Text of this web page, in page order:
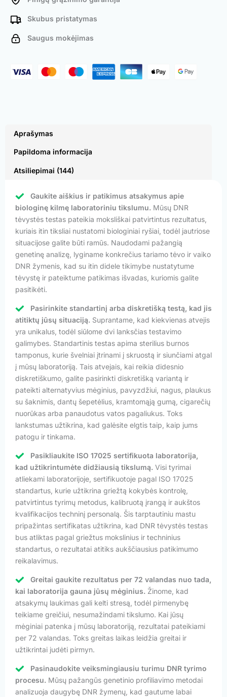
Skubus pristatymas
Saugus mokėjimas
Aprašymas
Papildoma informacija
Atsiliepimai (144)
Gaukite aiškius ir patikimus atsakymus apie
biologinę kilmę laboratoriniu tikslumu. Mūsų DNR
tėvystės testas pateikia moksliškai patvirtintus rezultatus,
kuriais itin tiksliai nustatomi biologiniai ryšiai, todėl jautriose
situacijose galite būti ramūs. Naudodami pažangią
genetinę analizę, lyginame konkrečius tariamo tėvo ir vaiko
DNR žymenis, kad su itin didele tikimybe nustatytume
tėvystę ir pateiktume patikimas išvadas, kuriomis galite
pasitikėti.
Pasirinkite standartinį arba diskretišką testą, kad jis
atitiktų jūsų situaciją. Suprantame, kad kiekvienas atvejis
yra unikalus, todėl siūlome dvi lanksčias testavimo
galimybes. Standartinis testas apima sterilius burnos
tamponus, kurie švelniai įtrinami į skruostą ir siunčiami atgal
į mūsų laboratoriją. Tais atvejais, kai reikia didesnio
diskretiškumo, galite pasirinkti diskretišką variantą ir
pateikti alternatyvius mėginius, pavyzdžiui, nagus, plaukus
su šaknimis, dantų šepetėlius, kramtomąją gumą, cigarečių
nuorūkas arba panaudotus vatos pagaliukus. Toks
lankstumas užtikrina, kad galėsite elgtis taip, kaip jums
patogu ir tinkama.
Pasikliaukite ISO 17025 sertifikuota laboratorija,
kad užtikrintumėte didžiausią tikslumą. Visi tyrimai
atliekami laboratorijoje, sertifikuotoje pagal ISO 17025
standartus, kurie užtikrina griežtą kokybės kontrolę,
patvirtintus tyrimų metodus, kalibruotą įrangą ir aukštos
kvalifikacijos techninį personalą. Šis tarptautiniu mastu
pripažintas sertifikatas užtikrina, kad DNR tėvystės testas
bus atliktas pagal griežtus mokslinius ir techninius
standartus, o rezultatai atitiks aukščiausius patikimumo
reikalavimus.
Greitai gaukite rezultatus per 72 valandas nuo tada,
kai laboratorija gauna jūsų mėginius. Žinome, kad
atsakymų laukimas gali kelti stresą, todėl pirmenybę
teikiame greičiui, nesumažindami tikslumo. Kai jūsų
mėginiai patenka į mūsų laboratoriją, rezultatai pateikiami
per 72 valandas. Toks greitas laikas leidžia greitai ir
užtikrintai judėti pirmyn.
Pasinaudokite veiksmingiausiu turimu DNR tyrimo
procesu. Mūsų pažangūs genetinio profiliavimo metodai
analizuoja daugybę DNR žymenų, kad gautume labai